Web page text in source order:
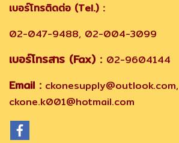
เบอร์โทรติดต่อ (Tel.) :
02-047-9488, 02-004-3099
เบอร์โทรสาร (Fax) : 02-9604144
Email : ckonesupply@outlook.com,
ckone.k001@hotmail.com